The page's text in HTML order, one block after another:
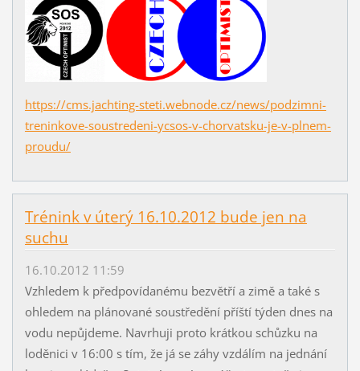
https://cms.jachting-steti.webnode.cz/news/podzimni-
treninkove-soustredeni-ycsos-v-chorvatsku-je-v-plnem-
proudu/
Trénink v úterý 16.10.2012 bude jen na
suchu
16.10.2012 11:59
Vzhledem k předpovídanému bezvětří a zimě a také s
ohledem na plánované soustředění příští týden dnes na
vodu nepůjdeme. Navrhuji proto krátkou schůzku na
loděnici v 16:00 s tím, že já se záhy vzdálím na jednání